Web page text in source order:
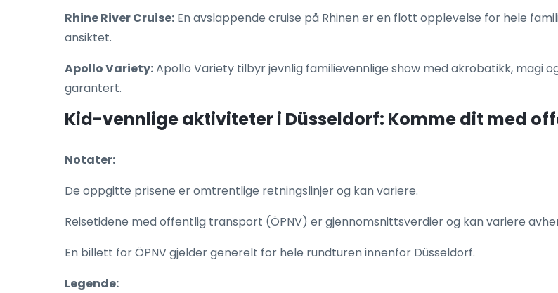
Rhine River Cruise: En avslappende cruise på Rhinen er en flott opplevelse for hele
ansiktet.
Apollo Variety:Apollo Variety tilbyr jevnlig familievennlige show med akrobatikk, magi
garantert.
Kid-vennlige aktiviteter i Düsseldorf: Komme dit med
Notater:
De oppgitte prisene er omtrentlige retningslinjer og kan variere.
Reisetidene med offentlig transport (ÖPNV) er gjennomsnittsverdier og kan variere
En billett for ÖPNV gjelder generelt for hele rundturen innenfor Düsseldorf.
Legende: